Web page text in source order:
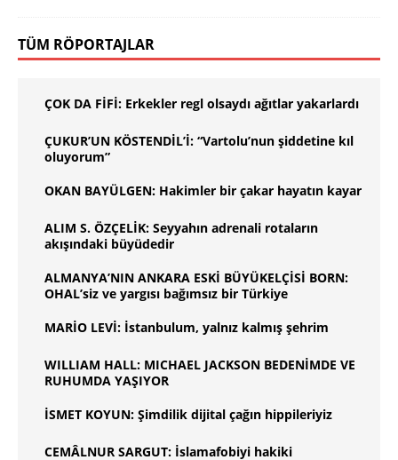
TÜM RÖPORTAJLAR
ÇOK DA FİFİ: Erkekler regl olsaydı ağıtlar yakarlardı
ÇUKUR’UN KÖSTENDİL’İ: “Vartolu’nun şiddetine kıl
oluyorum”
OKAN BAYÜLGEN: Hakimler bir çakar hayatın kayar
ALIM S. ÖZÇELİK: Seyyahın adrenali rotaların
akışındaki büyüdedir
ALMANYA’NIN ANKARA ESKİ BÜYÜKELÇİSİ BORN:
OHAL’siz ve yargısı bağımsız bir Türkiye
MARİO LEVİ: İstanbulum, yalnız kalmış şehrim
WILLIAM HALL: MICHAEL JACKSON BEDENİMDE VE
RUHUMDA YAŞIYOR
İSMET KOYUN: Şimdilik dijital çağın hippileriyiz
CEMÂLNUR SARGUT: İslamafobiyi hakiki